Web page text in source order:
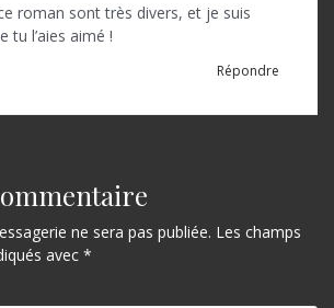
roman sont très divers, et je suis
tu l’aies aimé !
Répondre
ne sera pas publiée. Les champs
avec *